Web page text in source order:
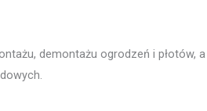
demontażu ogrodzeń i płotów, a